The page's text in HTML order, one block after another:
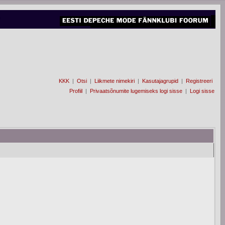
KKK | Otsi | Liikmete nimekiri | Kasutajagrupid | Registreeri
Profiil | Privaatsõnumite lugemiseks logi sisse | Logi sisse